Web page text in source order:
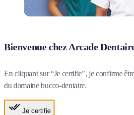
Bienvenue chez Arcade
En cliquant sur “Je certifie", je confirme
du domaine bucco-dentaire.
Je certifie